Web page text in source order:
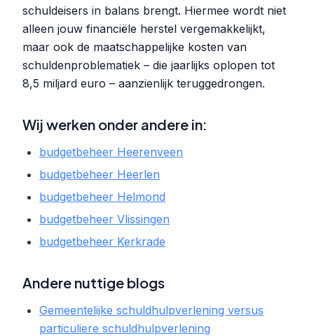
schuldeisers in balans brengt. Hiermee wordt niet
alleen jouw financiële herstel vergemakkelijkt,
maar ook de maatschappelijke kosten van
schuldenproblematiek – die jaarlijks oplopen tot
8,5 miljard euro – aanzienlijk teruggedrongen.
Wij werken onder andere in:
budgetbeheer Heerenveen
budgetbeheer Heerlen
budgetbeheer Helmond
budgetbeheer Vlissingen
budgetbeheer Kerkrade
Andere nuttige blogs
Gemeentelijke schuldhulpverlening versus
particuliere schuldhulpverlening